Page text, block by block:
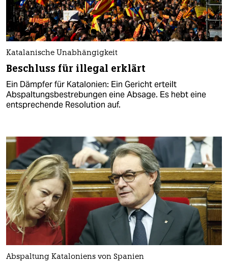
Katalanische Unabhängigkeit
Beschluss für illegal erklärt
Ein Dämpfer für Katalonien: Ein Gericht erteilt
Abspaltungsbestrebungen eine Absage. Es hebt eine
entsprechende Resolution auf.
Abspaltung Kataloniens von Spanien